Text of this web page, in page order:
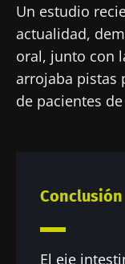
Un estudio
actualidad,
oral, junto con
arrojaba pistas
de pacientes
Conclusión
El eje